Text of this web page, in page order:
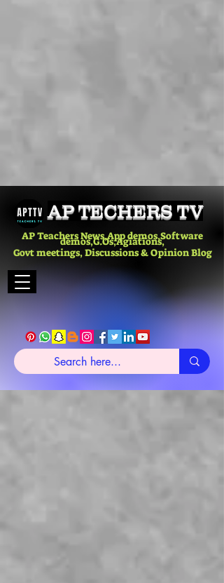
AP TECHERS TV
AP Teachers News,App demos,Software
demos,G.Os,Agiations,
Govt meetings, Discussions & Opinion Blog